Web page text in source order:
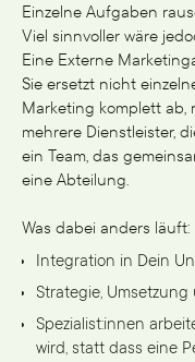
Einzelne Aufgaben
Viel sinnvoller wäre
Eine Externe
Sie ersetzt nicht
Marketing komplett ab,
mehrere Dienstleister,
ein Team, das
eine Abteilung.
Was dabei anders läuft:
Integration in Dein
Strategie,
Spezialist:innen
wird, statt dass eine